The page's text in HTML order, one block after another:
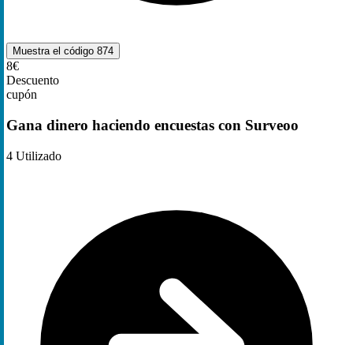
Muestra el código 874
8€
Descuento
cupón
Gana dinero haciendo encuestas con Surveoo
4 Utilizado